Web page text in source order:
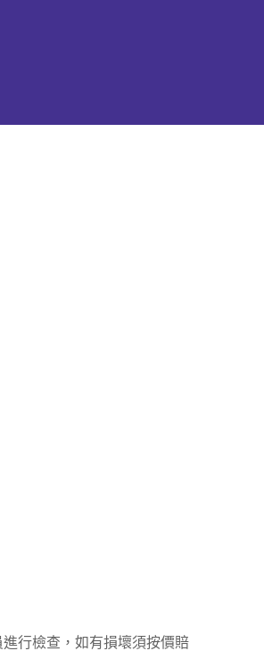
行檢查，如有損壞須按價賠